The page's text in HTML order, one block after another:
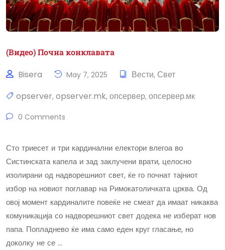
(Видео) Почна конклавата
Bisera May 7, 2025 Вести, Свет
opserver, opserver.mk, опсервер, опсервер.мк
0 Comments
Сто триесет и три кардинални електори влегоа во
Систинската капела и зад заклучени врати, целосно
изолирани од надворешниот свет, ќе го почнат тајниот
избор на новиот поглавар на Римокатоличката црква. Од
овој момент кардиналите повеќе не смеат да имаат никаква
комуникација со надворешниот свет додека не изберат нов
папа. Попладнево ќе има само еден круг гласање, но
доколку не се …